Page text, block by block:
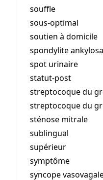
souffle
sous-optimal
soutien à domicile
spondylite
spot urinaire
statut-post
streptocoque du
streptocoque du
sténose mitrale
sublingual
supérieur
symptôme
syncope